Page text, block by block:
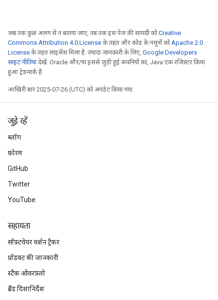
जब तक कुछ अलग से न बताया जाए, तब तक इस पेज की सामग्री कोCreative
Commons Attribution 4.0 License के तहत और कोड के नमूनों कोApache 2.0
License के तहत लाइसेंस मिला है. ज़्यादा जानकारी के लिए, Google Developers
साइट नीतियांदेखें. Oracle और/या इससे जुड़ी हुई कंपनियों का, Java एक रजिस्टर किया
हुआ ट्रेडमार्क है.
आखिरी बार 2025-07-26 (UTC) को अपडेट किया गया.
जुड़े रहें
ब्लॉग
फ़ोरम
GitHub
Twitter
YouTube
सहायता
सॉफ़्टवेयर वर्शन ट्रैकर
प्रॉडक्ट की जानकारी
स्टैक ओवरफ़्लो
ब्रैंड दिशानिर्देश